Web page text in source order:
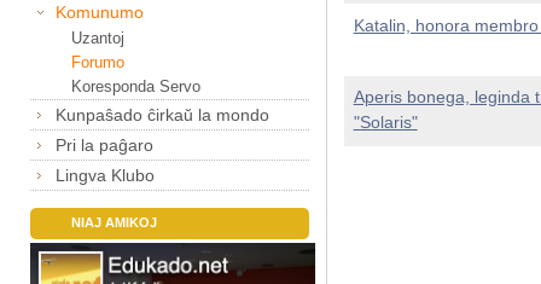
Komunumo
Uzantoj
Forumo
Koresponda Servo
Kunpaŝado ĉirkaŭ la mondo
Pri la paĝaro
Lingva Klubo
NIAJ AMIKOJ
Katalin, honora
Aperis bonega, leginda
"Solaris"